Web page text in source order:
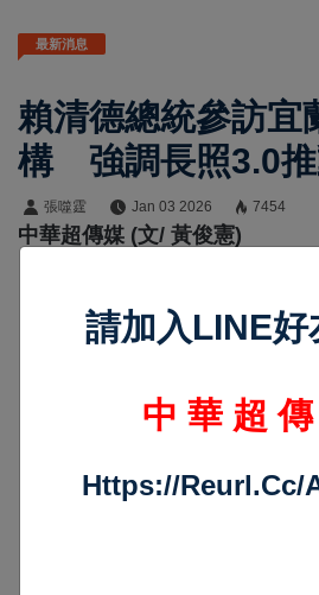
最新消息
賴清德總統參訪宜
構 強調長照3.0推
緩、籲立院速審議
張噬霆 Jan 03 2026 7454
中華超傳媒 (文/ 黃俊憲)
沒有更多
請加入LINE好
中 華 超
Https://reurl.cc/